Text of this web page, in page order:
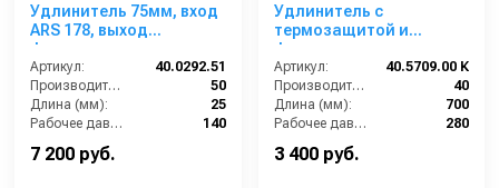
Удлинитель 75мм, вход
ARS 178, выход
форсунка, нерж. сталь,
цвет белый для пены
Артикул:
40.0292.51
Производительность (л/мин):
50
Длина (мм):
25
Рабочее давление (бар):
140
7 200 руб.
Удлинитель с
термозащитой и
форсункодержателем
700 мм; вход ниппель
ARS 350; выход 1/4г
(нерж).
Артикул:
40.5709.00 К
Производительность (л/мин):
40
Длина (мм):
700
Рабочее давление (бар):
280
3 400 руб.